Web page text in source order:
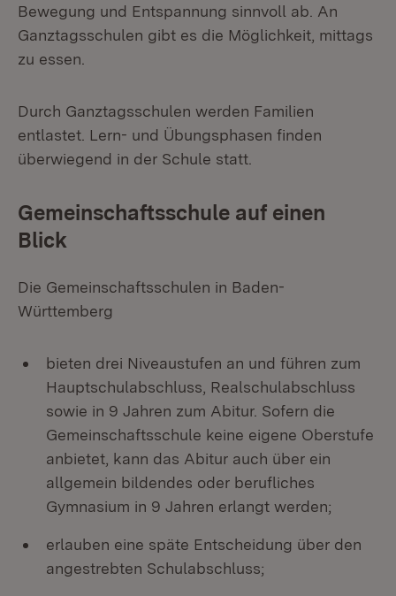
Bewegung und Entspannung sinnvoll ab. An
Ganztagsschulen gibt es die Möglichkeit, mittags
zu essen.
Durch Ganztagsschulen werden Familien
entlastet. Lern- und Übungsphasen finden
überwiegend in der Schule statt.
Gemeinschaftsschule auf einen
Blick
Die Gemeinschaftsschulen in Baden-
Württemberg
bieten drei Niveaustufen an und führen zum
Hauptschulabschluss, Realschulabschluss
sowie in 9 Jahren zum Abitur. Sofern die
Gemeinschaftsschule keine eigene Oberstufe
anbietet, kann das Abitur auch über ein
allgemein bildendes oder berufliches
Gymnasium in 9 Jahren erlangt werden;
erlauben eine späte Entscheidung über den
angestrebten Schulabschluss;